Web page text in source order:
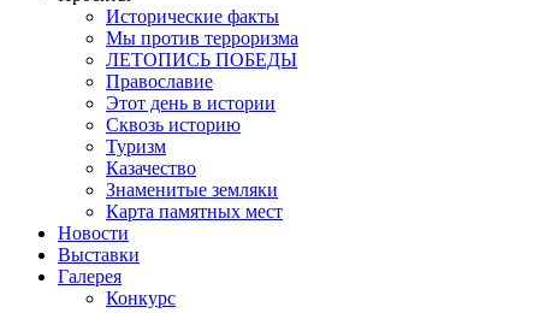
Исторические факты
Мы против терроризма
ЛЕТОПИСЬ ПОБЕДЫ
Православие
Этот день в истории
Сквозь историю
Туризм
Казачество
Знаменитые земляки
Карта памятных мест
Новости
Выставки
Галерея
Конкурс